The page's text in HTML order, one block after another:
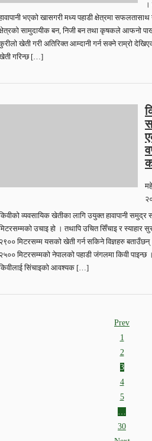
भएको खासगरी मध्य पहाडी क्षेत्रमा
सामुदायीक बन, निजी बन तथा कृषकले आफनो
खेती गरी अतिरिक्त आम्दानी गर्न सक्ने राम्रो
गरिन्छ […]
व्यवसायिक खेतीका लागि उयुक्त हावापानी
उचाइ हो । तथापि उचित सिँचाइ र स्याहार
मिटरसम्म यसको खेती गर्न सकिने विज्ञहरु
मिटरसम्मको नेपालको पहाडी जंगलमा किवी पाइन्छ
सिंचाइको आवश्यक […]
Prev
1
2
3
4
5
30